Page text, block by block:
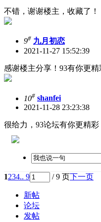
不错，谢谢楼主，收藏了！
9# 九月初恋
2021-11-27 15:52:39
感谢楼主分享！93有你更精
10# shanfei
2021-11-28 23:23:38
很给力，93论坛有你更精彩
1234.. 9 / 9 页下一页
新帖
论坛
发帖